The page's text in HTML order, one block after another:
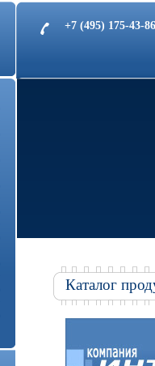
+7 (495) 175-43-
Каталог